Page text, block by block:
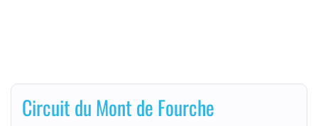
Circuit du Mont de Fourche